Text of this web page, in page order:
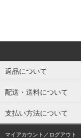
返品について
配送・送料について
支払い方法について
マイアカウント／ログアウト